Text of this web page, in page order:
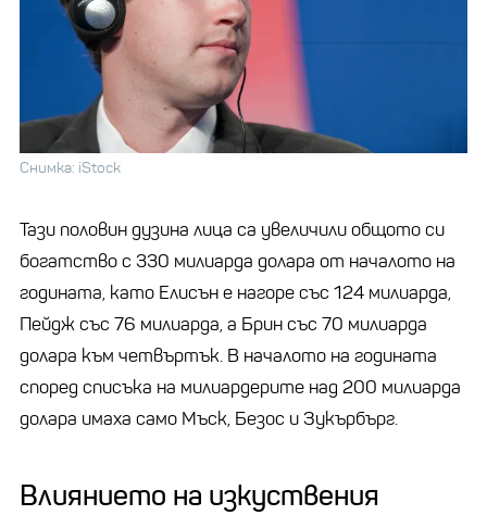
Снимка: iStock
Тази половин дузина лица са увеличили общото си
богатство с 330 милиарда долара от началото на
годината, като Елисън е нагоре със 124 милиарда,
Пейдж със 76 милиарда, а Брин със 70 милиарда
долара към четвъртък. В началото на годината
според списъка на милиардерите над 200 милиарда
долара имаха само Мъск, Безос и Зукърбърг.
Влиянието на изкуствения